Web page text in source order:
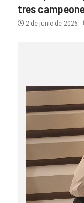
tres
2 de junio de 2026